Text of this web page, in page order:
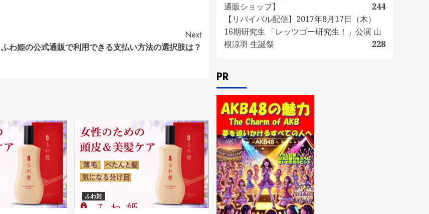
Next
ふわ姫の公式通販で利用できる支払い方法の選択肢は？
ふわ姫
通販ショップ】
244
【リバイバル配信】2017年8月17日（木）
16期研究生 「レッツゴー研究生！」公演 山
根涼羽 生誕祭
228
PR